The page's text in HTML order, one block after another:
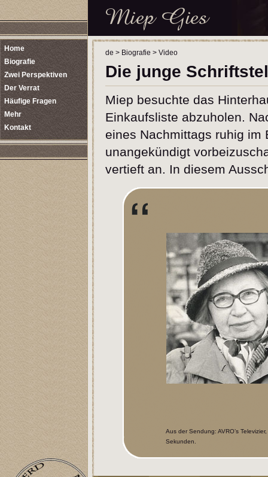
Home
Biografie
Zwei Perspektiven
Der Verrat
Häufige Fragen
Mehr
Kontakt
de > Biografie > Video
Die junge
Miep besuchte das
Einkaufsliste abzuholen.
eines Nachmittags ruhig im
unangekündigt
vertieft an. In diesem
Aus der Sendung: AVRO’s
Sekunden.